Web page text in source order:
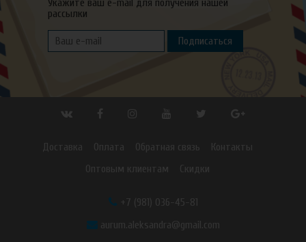
Укажите ваш e-mail для получения нашей
рассылки
Подписаться
Доставка Оплата Обратная связь
Контакты
Оптовым клиентам
Скидки
+7 (981) 036-45-81
aurum.aleksandra@gmail.com